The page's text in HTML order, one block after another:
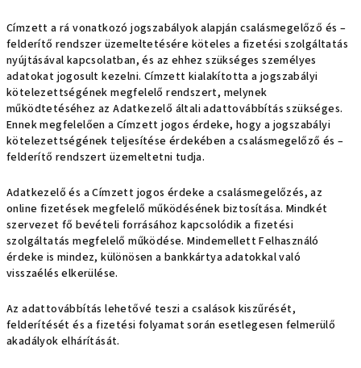
Címzett a rá vonatkozó jogszabályok alapján csalásmegelőző és –
felderítő rendszer üzemeltetésére köteles a fizetési szolgáltatás
nyújtásával kapcsolatban, és az ehhez szükséges személyes
adatokat jogosult kezelni. Címzett kialakította a jogszabályi
kötelezettségének megfelelő rendszert, melynek
működtetéséhez az Adatkezelő általi adattovábbítás szükséges.
Ennek megfelelően a Címzett jogos érdeke, hogy a jogszabályi
kötelezettségének teljesítése érdekében a csalásmegelőző és –
felderítő rendszert üzemeltetni tudja.
Adatkezelő és a Címzett jogos érdeke a csalásmegelőzés, az
online fizetések megfelelő működésének biztosítása. Mindkét
szervezet fő bevételi forrásához kapcsolódik a fizetési
szolgáltatás megfelelő működése. Mindemellett Felhasználó
érdeke is mindez, különösen a bankkártya adatokkal való
visszaélés elkerülése.
Az adattovábbítás lehetővé teszi a csalások kiszűrését,
felderítését és a fizetési folyamat során esetlegesen felmerülő
akadályok elhárítását.